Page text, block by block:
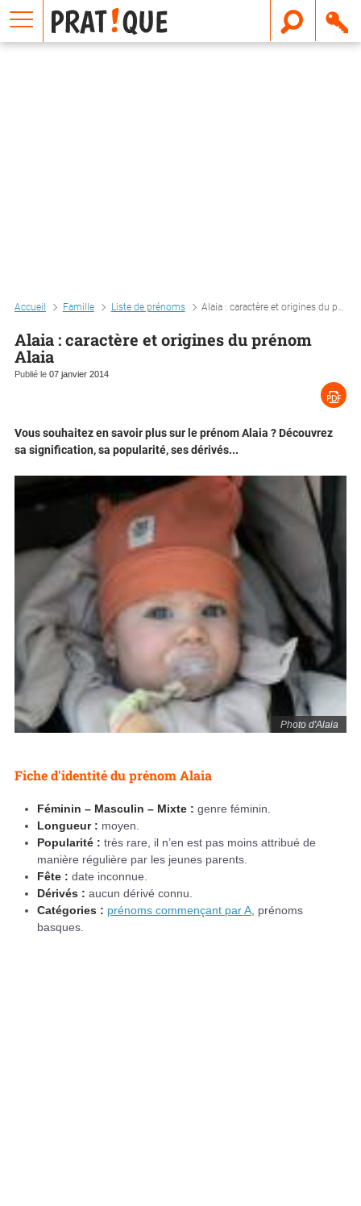
Accueil Famille Liste de prénoms Alaia : caractère et origines du prénom alaia
Alaia : caractère et origines du prénom
Alaia
Publié le 07 janvier 2014
Photo d'Alaia
Vous souhaitez en savoir plus sur le prénom Alaia ? Découvrez
sa signification, sa popularité, ses dérivés...
Fiche d'identité du prénom Alaia
Féminin – Masculin – Mixte : genre féminin.
Longueur : moyen.
Popularité : très rare, il n’en est pas moins attribué de
manière régulière par les jeunes parents.
Fête : date inconnue.
Dérivés : aucun dérivé connu.
Catégories : prénoms commençant par A , prénoms
basques.
E
m
a